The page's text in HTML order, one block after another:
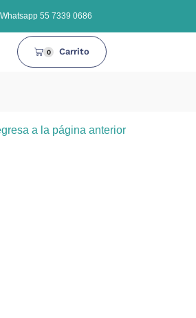
Whatsapp 55 7339 0686
0 Carrito
a la página anterior